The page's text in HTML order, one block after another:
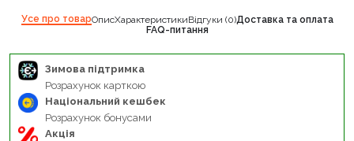
Усе про товарОписХарактеристикиВідгуки (0)Доставка та оплата
FAQ-питання
Зимова підтримка
Розрахунок карткою
Національний кешбек
Розрахунок бонусами
Акція